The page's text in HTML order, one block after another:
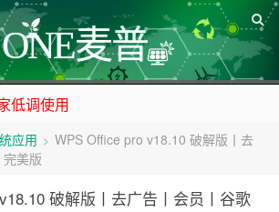
ONE麦普
低调使用
在网站留言给我们
免费点一点,支持一下哈
应用 > WPS Office pro v18.10 破解版丨去
美版
破解版丨去广告丨会员丨谷歌